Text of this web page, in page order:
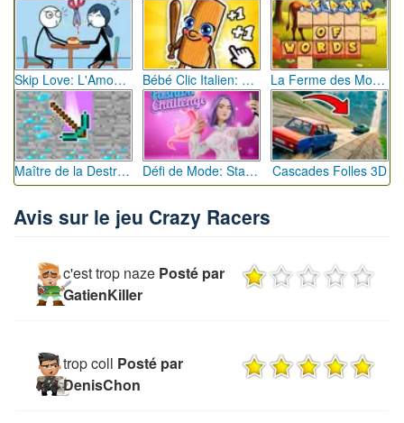
Skip Love: L'Amour en Péril Bébé Clic Italien: La Folie des Petits Bambins La Ferme des Mots - Cultivez votre Vocabulaire
Maître de la Destruction: Fusion de Pioches Défi de Mode: Star du Podium Cascades Folles 3D
Avis sur le jeu Crazy Racers
c'est trop naze Posté par
GatienKiller
trop coll Posté par
DenisChon